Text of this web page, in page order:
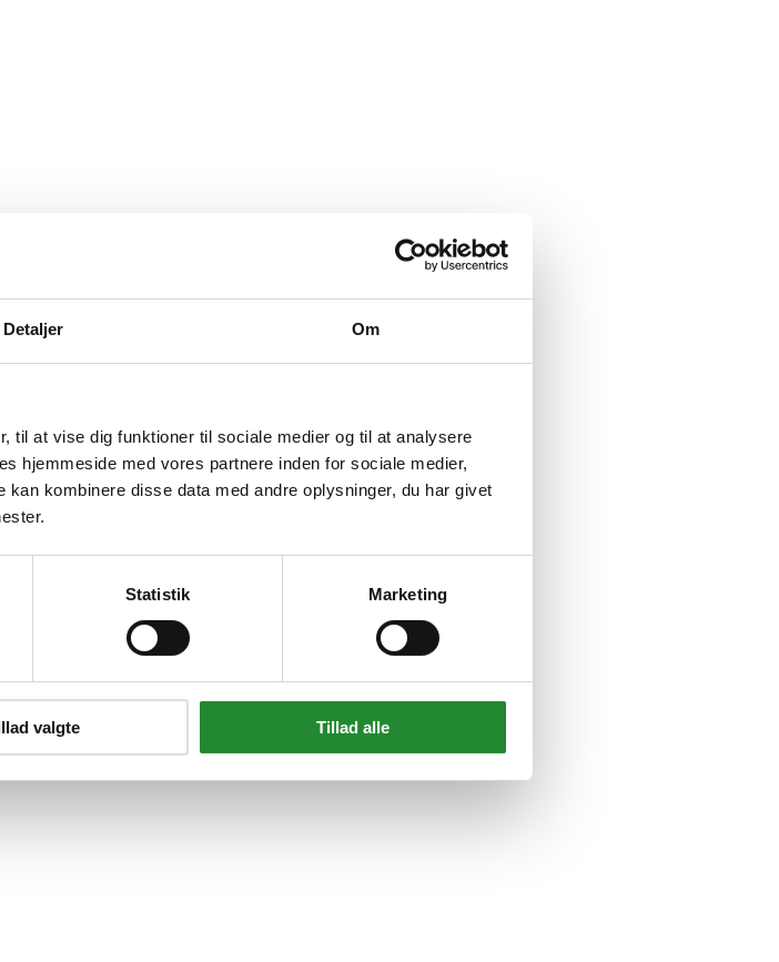
Detaljer Om
til at vise dig funktioner til sociale medier og til at analysere
hjemmeside med vores partnere inden for sociale medier,
kombinere disse data med andre oplysninger, du har givet
Statistik Marketing
valgte Tillad alle